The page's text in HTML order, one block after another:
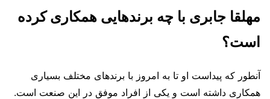
مهلقا جابری با چه برندهایی همکاری کرده
است؟
آنطور که پیداست او تا به امروز با برندهای مختلف بسیاری
همکاری داشته است و یکی از افراد موفق در این صنعت است.